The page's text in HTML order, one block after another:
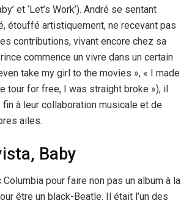
et ‘Let’s Work’). André se sentant
étouffé artistiquement, ne recevant pas
contributions, vivant encore chez sa
commence un vivre dans un certain
take my girl to the movies », « I made
tour for free, I was straight broke »), il
à leur collaboration musicale et de
ailes.
Baby
pour faire non pas un album à la
être un black-Beatle. Il était l’un des